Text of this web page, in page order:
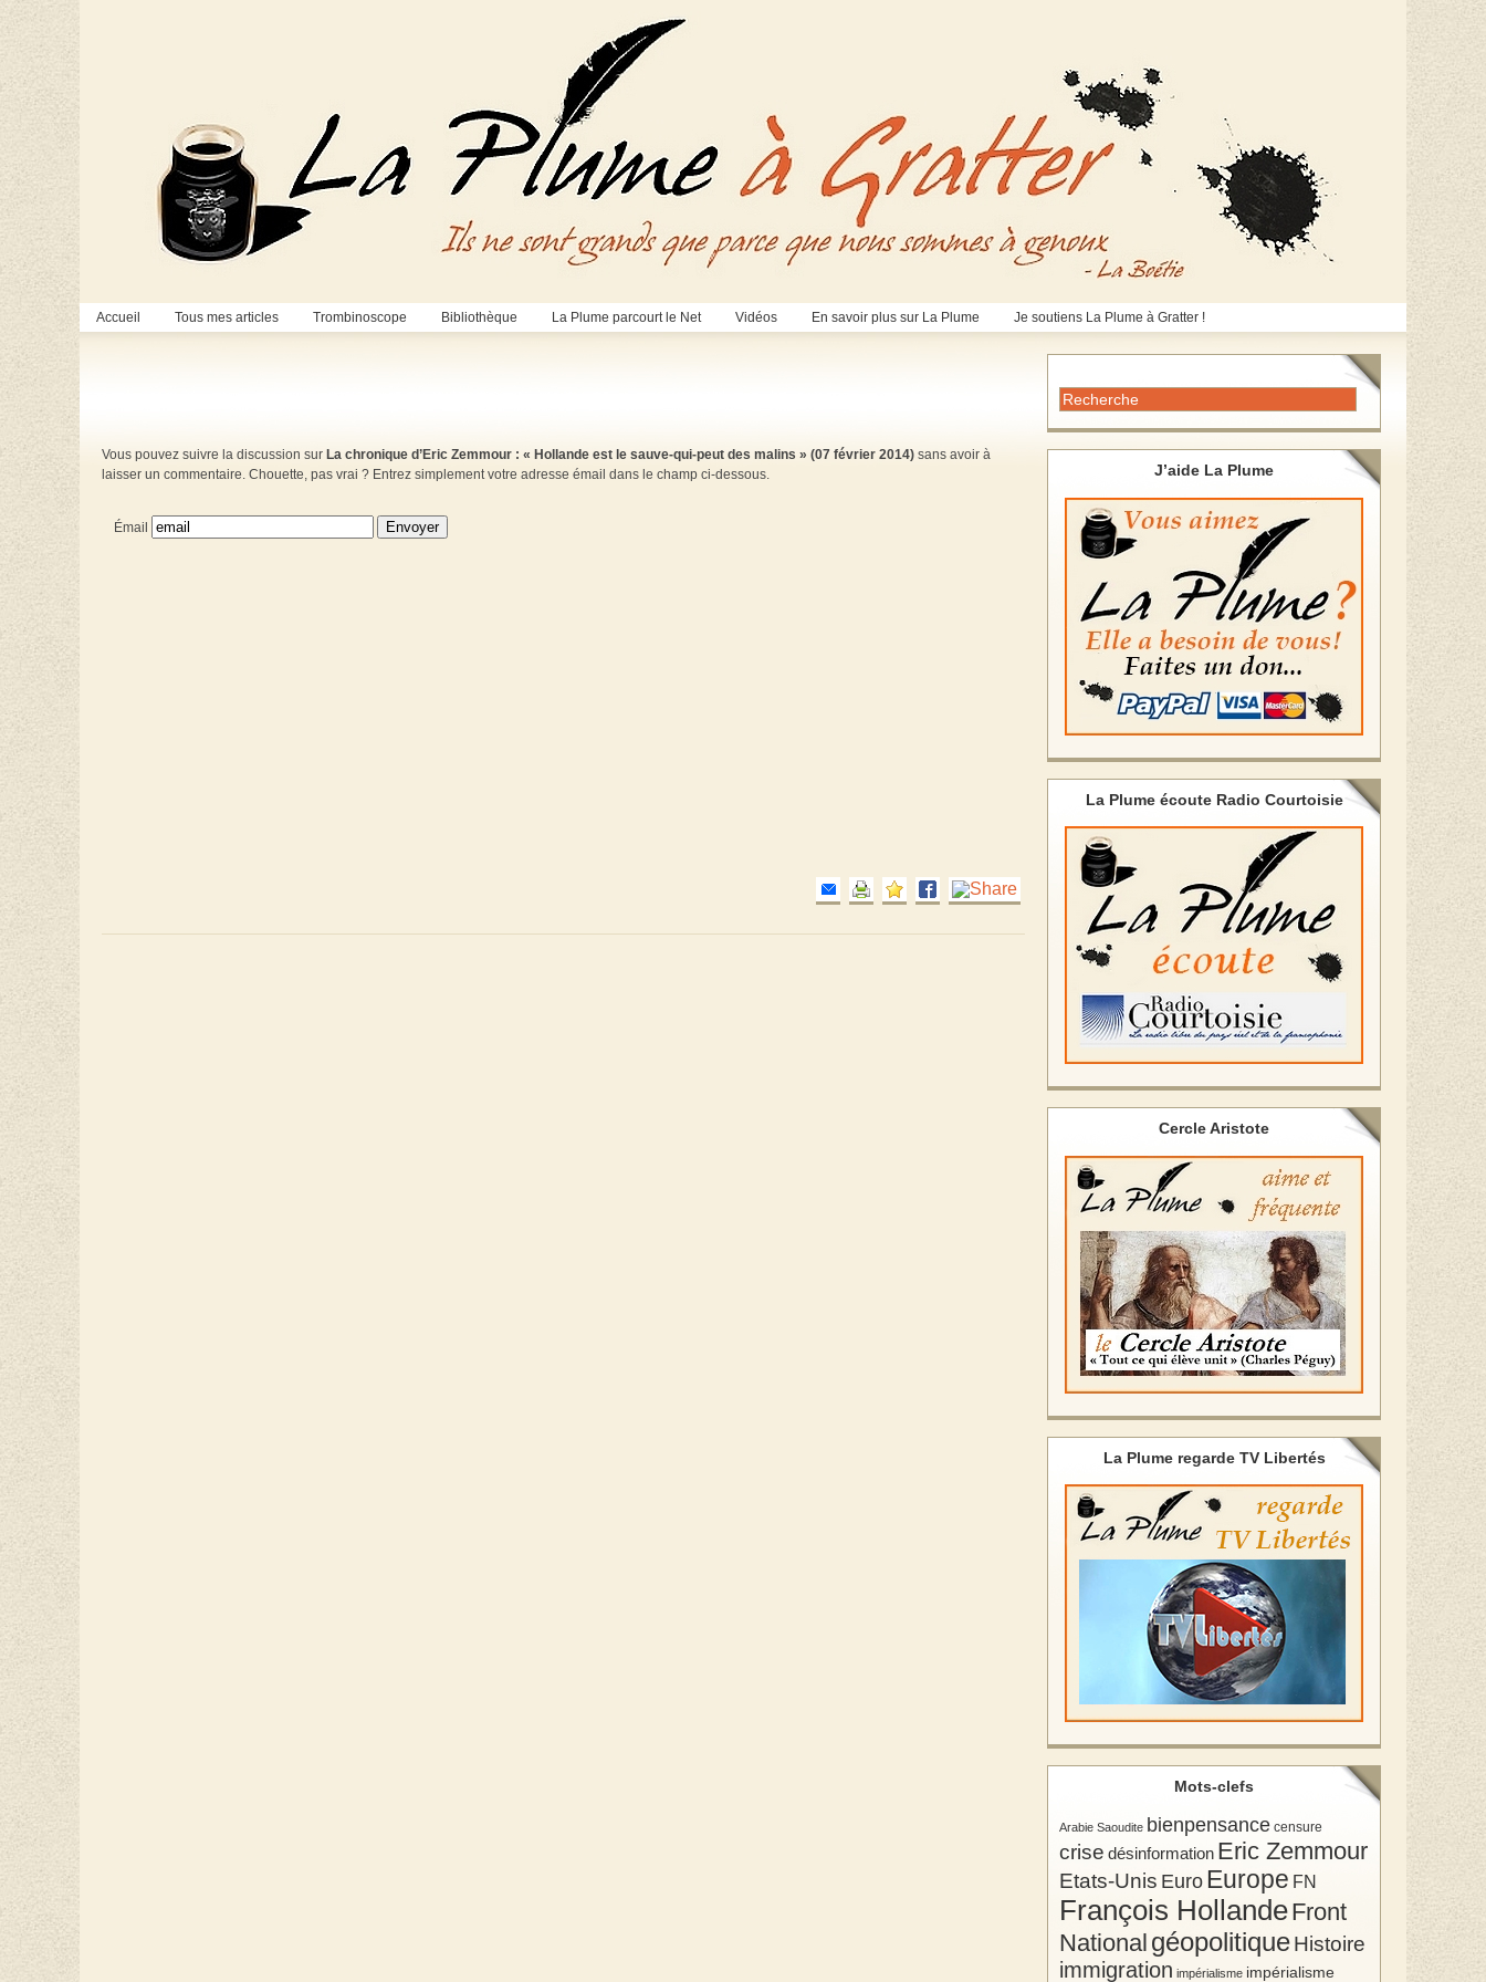
Accueil Tous mes articles Trombinoscope Bibliothèque La Plume parcourt le Net Vidéos En savoir plus sur La Plume Je soutiens La Plume à Gratter !
Vous pouvez suivre la discussion sur La chronique d’Eric Zemmour : « Hollande est le sauve-qui-peut des malins » (07 février 2014) sans avoir à
laisser un commentaire. Chouette, pas vrai ? Entrez simplement votre adresse émail dans le champ ci-dessous.
Émail
J’aide La Plume
La Plume écoute Radio Courtoisie
Cercle Aristote
La Plume regarde TV Libertés
Mots-clefs
Arabie Saoudite bienpensance censure
crise désinformation Eric Zemmour
Etats-Unis Euro Europe FN
François HollandeFront
National géopolitiqueHistoire
immigration impérialisme impérialisme